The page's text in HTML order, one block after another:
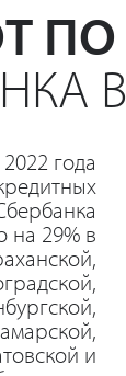
года
на 29% в
и